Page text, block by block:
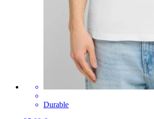
Durable